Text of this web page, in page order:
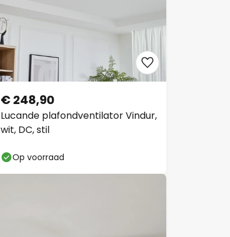
Lucande plafondventilator Vindur,
wit, DC, stil
€ 248,90
Op voorraad